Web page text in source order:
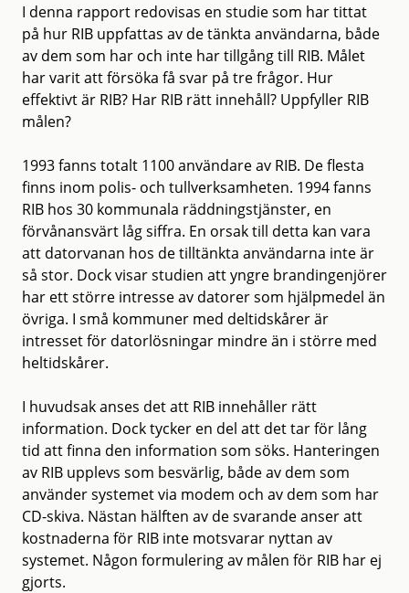
I denna rapport redovisas en studie som har tittat
på hur RIB uppfattas av de tänkta användarna, både
av dem som har och inte har tillgång till RIB. Målet
har varit att försöka få svar på tre frågor. Hur
effektivt är RIB? Har RIB rätt innehåll? Uppfyller RIB
målen?
1993 fanns totalt 1100 användare av RIB. De flesta
finns inom polis- och tullverksamheten. 1994 fanns
RIB hos 30 kommunala räddningstjänster, en
förvånansvärt låg siffra. En orsak till detta kan vara
att datorvanan hos de tilltänkta användarna inte är
så stor. Dock visar studien att yngre brandingenjörer
har ett större intresse av datorer som hjälpmedel än
övriga. I små kommuner med deltidskårer är
intresset för datorlösningar mindre än i större med
heltidskårer.
I huvudsak anses det att RIB innehåller rätt
information. Dock tycker en del att det tar för lång
tid att finna den information som söks. Hanteringen
av RIB upplevs som besvärlig, både av dem som
använder systemet via modem och av dem som har
CD-skiva. Nästan hälften av de svarande anser att
kostnaderna för RIB inte motsvarar nyttan av
systemet. Någon formulering av målen för RIB har ej
gjorts.